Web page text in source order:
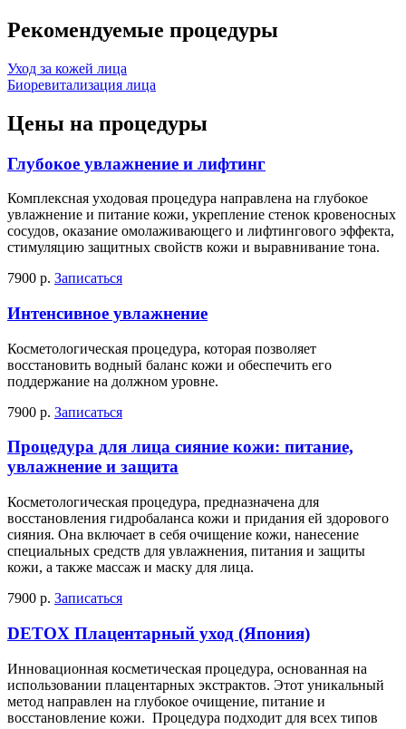
Рекомендуемые процедуры
Уход за кожей лица
Биоревитализация лица
Цены на процедуры
Глубокое увлажнение и лифтинг
Комплексная уходовая процедура направлена на глубокое
увлажнение и питание кожи, укрепление стенок кровеносных
сосудов, оказание омолаживающего и лифтингового эффекта,
стимуляцию защитных свойств кожи и выравнивание тона.
7900 р. Записаться
Интенсивное увлажнение
Косметологическая процедура, которая позволяет
восстановить водный баланс кожи и обеспечить его
поддержание на должном уровне.
7900 р. Записаться
Процедура для лица сияние кожи: питание,
увлажнение и защита
Косметологическая процедура, предназначена для
восстановления гидробаланса кожи и придания ей здорового
сияния. Она включает в себя очищение кожи, нанесение
специальных средств для увлажнения, питания и защиты
кожи, а также массаж и маску для лица.
7900 р. Записаться
DETOX Плацентарный уход (Япония)
Инновационная косметическая процедура, основанная на
использовании плацентарных экстрактов. Этот уникальный
метод направлен на глубокое очищение, питание и
восстановление кожи. Процедура подходит для всех типов